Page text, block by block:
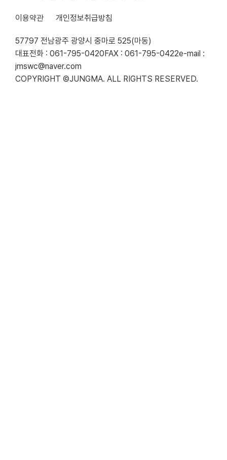
이용약관 개인정보취급방침
57797 전남광주 광양시 중마로 525(마동)
대표전화 : 061-795-0420FAX : 061-795-0422e-mail :
jmswc@naver.com
COPYRIGHT ©JUNGMA. ALL RIGHTS RESERVED.